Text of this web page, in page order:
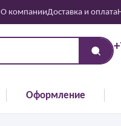
О компанииДоставка и оплата
Оформление